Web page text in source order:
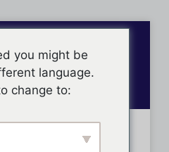
des membres
you might be
language.
change to: